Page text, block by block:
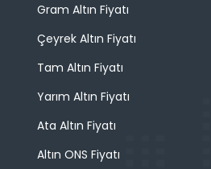
Gram Altın Fiyatı
Çeyrek Altın Fiyatı
Tam Altın Fiyatı
Yarım Altın Fiyatı
Ata Altın Fiyatı
Altın ONS Fiyatı